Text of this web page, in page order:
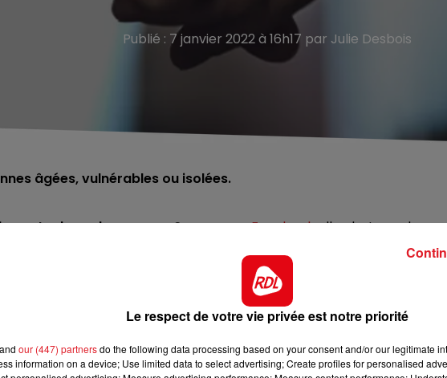
Publié : 7 janvier 2022 à 16h17 par Julie Desbois
âgées, vulnérables ou isolées.
contre les vols par ruse.Sur sapage Facebookelle alerte sur la
pompiers ou policiers qui essayeraient d’arnaquer ou de voler les
personnes âgées, vulnérables ou isolées. Pour se protéger, et éviter
domicile. Utilisez un entrebâilleur ou l’œilleton de votre porte pour
la lettre de mission.
Le respect de votre vie privée est notre priorité
our (447) partnersdo the following data processing based on your consent and/or our legitimate
information on a device; Use limited data to select advertising; Create profiles for personalised